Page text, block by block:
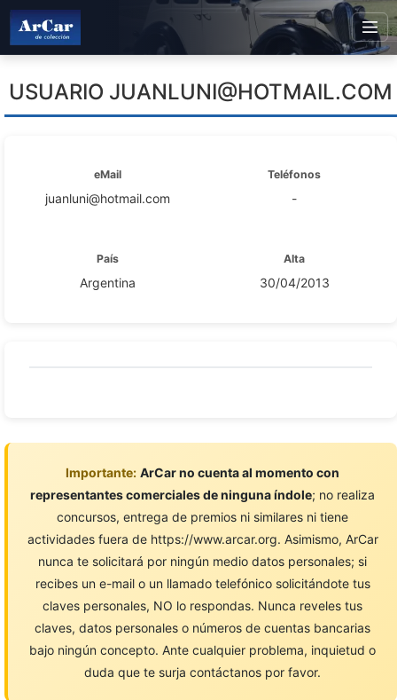
USUARIO JUANLUNI@HOTMAIL.COM
eMail
juanluni@hotmail.com
Teléfonos
-
País
Argentina
Alta
30/04/2013
Importante: ArCar no cuenta al momento con
representantes comerciales de ninguna índole; no realiza
concursos, entrega de premios ni similares ni tiene
actividades fuera de https://www.arcar.org. Asimismo, ArCar
nunca te solicitará por ningún medio datos personales; si
recibes un e-mail o un llamado telefónico solicitándote tus
claves personales, NO lo respondas. Nunca reveles tus
claves, datos personales o números de cuentas bancarias
bajo ningún concepto. Ante cualquier problema, inquietud o
duda que te surja contáctanos por favor.